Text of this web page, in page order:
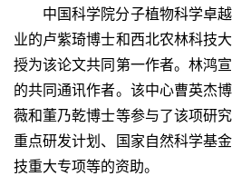
中国科学院分子植物科学卓
业的卢紫琦博士和西北农林科技
授为该论文共同第一作者。林鸿
的共同通讯作者。该中心曹英杰
薇和董乃乾博士等参与了该项研
重点研发计划、国家自然科学基
技重大专项等的资助。